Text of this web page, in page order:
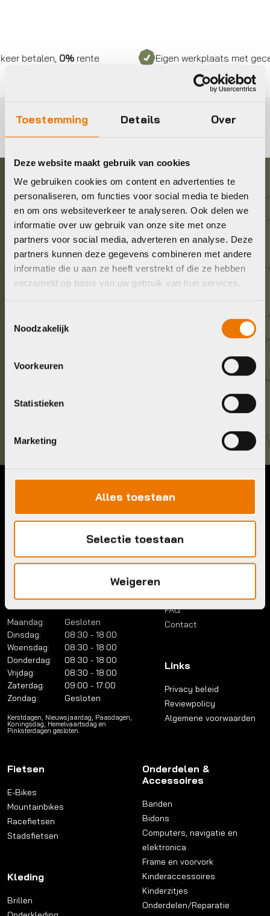
Toestemming Details Over
Deze website maakt gebruik van cookies
We gebruiken cookies om content en advertenties te
personaliseren, om functies voor social media te bieden
en om ons websiteverkeer te analyseren. Ook delen we
informatie over uw gebruik van onze site met onze
partners voor social media, adverteren en analyse. Deze
partners kunnen deze gegevens combineren met andere
informatie die u aan ze heeft verstrekt of die ze hebben
verzameld op basis van uw gebruik van hun services.
Noodzakelijk
Voorkeuren
Statistieken
Marketing
Alles toestaan
Selectie toestaan
Weigeren
betalen,0%rente Eigen werkplaats met
Graag in contact komen?
Wij staan voor je klaar! Neem contact op via de
onderstaande gegevens.
Stuur ons een e-mail
Geef ons een belletje
Brouwerstraat 8B
Telefoon:
036 5304422
info@bykestore.nl
Brouwerstraat 8B
1315 BP Almere
Openingstijden
Maandag:
Gesloten
Dinsdag:
08:30 - 18:00
Woensdag:
08:30 - 18:00
Donderdag:
08:30 - 18:00
Vrijdag:
08:30 - 18:00
Zaterdag:
09:00 - 17:00
Zondag:
Gesloten
Kerstdagen, Nieuwsjaardag, Paasdagen,
Koningsdag, Hemelvaartsdag en
Pinksterdagen gesloten.
Menu
Account
Lease a bike
Over ons
FAQ
Contact
Links
Privacy beleid
Reviewpolicy
Algemene voorwaarden
Fietsen
E-Bikes
Mountainbikes
Racefietsen
Stadsfietsen
Kleding
Brillen
Onderdelen &
Accessoires
Banden
Bidons
Computers, navigatie en
elektronica
Frame en voorvork
Kinderaccessoires
Kinderzitjes
Onderdelen/Reparatie